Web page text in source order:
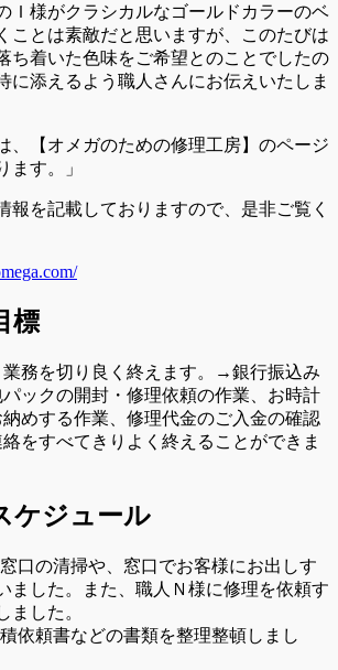
Ｉ様がクラシカルなゴールドカラーのベ
ことは素敵だと思いますが、このたびは
ち着いた色味をご希望とのことでしたの
に添えるよう職人さんにお伝えいたしま
、【オメガのための修理工房】のページ
ます。」
報を記載しておりますので、是非ご覧く
標
務を切り良く終えます。→銀行振込み
ックの開封・修理依頼の作業、お時計
めする作業、修理代金のご入金の確認
をすべてきりよく終えることができま
ケジュール
口の清掃や、窓口でお客様にお出しす
ました。また、職人Ｎ様に修理を依頼す
ました。
依頼書などの書類を整理整頓しまし